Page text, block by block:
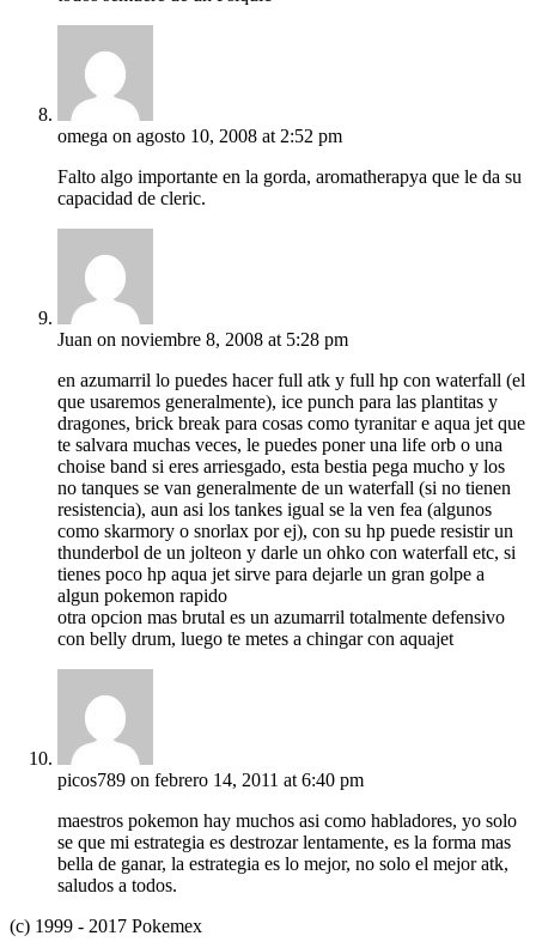
omega on agosto 10, 2008 at 2:52 pm
Falto algo importante en la gorda, aromatherapya que le da su
capacidad de cleric.
Juan on noviembre 8, 2008 at 5:28 pm
en azumarril lo puedes hacer full atk y full hp con waterfall (el
que usaremos generalmente), ice punch para las plantitas y
dragones, brick break para cosas como tyranitar e aqua jet que
te salvara muchas veces, le puedes poner una life orb o una
choise band si eres arriesgado, esta bestia pega mucho y los
no tanques se van generalmente de un waterfall (si no tienen
resistencia), aun asi los tankes igual se la ven fea (algunos
como skarmory o snorlax por ej), con su hp puede resistir un
thunderbol de un jolteon y darle un ohko con waterfall etc, si
tienes poco hp aqua jet sirve para dejarle un gran golpe a
algun pokemon rapido
otra opcion mas brutal es un azumarril totalmente defensivo
con belly drum, luego te metes a chingar con aquajet
picos789 on febrero 14, 2011 at 6:40 pm
maestros pokemon hay muchos asi como habladores, yo solo
se que mi estrategia es destrozar lentamente, es la forma mas
bella de ganar, la estrategia es lo mejor, no solo el mejor atk,
saludos a todos.
(c) 1999 - 2017 Pokemex